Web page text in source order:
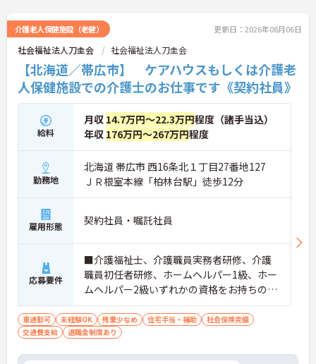
介護老人保健施設（老健） 更新日：2026年08月06日
社会福祉法人刀圭会 社会福祉法人刀圭会
【北海道／帯広市】 ケアハウスもしくは介護老
人保健施設での介護士のお仕事です《契約社員》
給料
月収 14.7万円～22.3万円程度（諸手当込）
年収 176万円～267万円程度
勤務地
北海道 帯広市 西16条北１丁目27番地127
ＪＲ根室本線「柏林台駅」徒歩12分
雇用形態 契約社員・嘱託社員
応募要件
■介護福祉士、介護職員実務者研修、介護
職員初任者研修、ホームヘルパー1級、ホー
ムヘルパー2級いずれかの資格をお持ちの
方 ※無資格・未経験応相談 ■普通自動車
運転免許（AT限定可）
車通勤可 未経験OK 残業少なめ 住宅手当・補助
社会保険完備
交通費支給
退職金制度あり